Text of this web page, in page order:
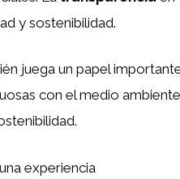
y sostenibilidad.
juega un papel
con el medio
experiencia